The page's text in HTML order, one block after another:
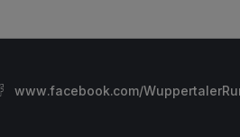
www.facebook.com/